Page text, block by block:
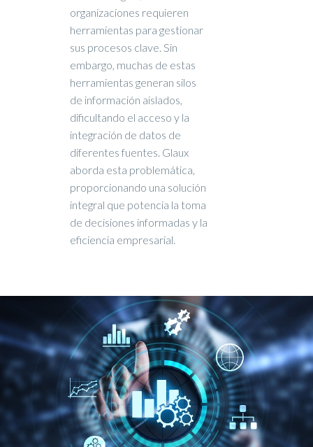
organizaciones requieren
herramientas para gestionar
sus procesos clave. Sin
embargo, muchas de estas
herramientas generan silos
de información aislados,
dificultando el acceso y la
integración de datos de
diferentes fuentes. Glaux
aborda esta problemática,
proporcionando una solución
integral que potencia la toma
de decisiones informadas y la
eficiencia empresarial.